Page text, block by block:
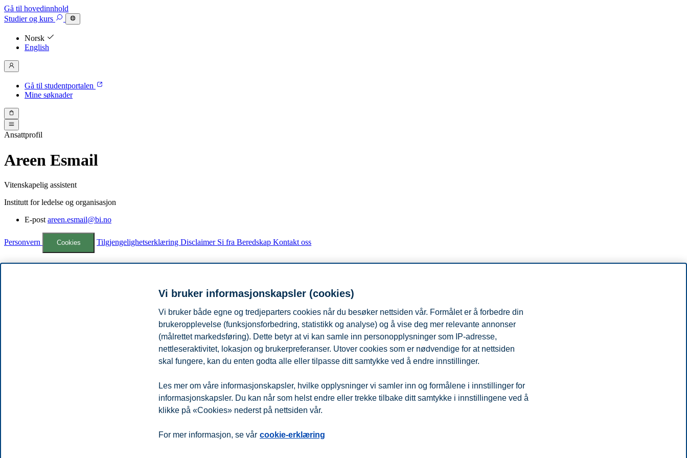
Gå til hovedinnhold
Studierog kurs
Norsk
English
Gå til studentportalen
Mine søknader
Ansattprofil
Areen Esmail
Vitenskapelig assistent
Institutt for ledelse og organisasjon
E-post areen.esmail@bi.no
Personvern Cookies TilgjengelighetserklæringDisclaimer Si fraBeredskapKontakt oss
Campus:
Vi bruker informasjonskapsler (cookies)
Vi bruker både egne og tredjeparters cookies når du besøker nettsiden vår. Formålet er å forbedre din
brukeropplevelse (funksjonsforbedring, statistikk og analyse) og å vise deg mer relevante annonser
(målrettet markedsføring). Dette betyr at vi kan samle inn personopplysninger som IP-adresse,
nettleseraktivitet, lokasjon og brukerpreferanser. Utover cookies som er nødvendige for at nettsiden
skal fungere, kan du enten godta alle eller tilpasse ditt samtykke ved å endre innstillinger.
Les mer om våre informasjonskapsler, hvilke opplysninger vi samler inn og formålene i innstillinger for
informasjonskapsler. Du kan når som helst endre eller trekke tilbake ditt samtykke i innstillingene ved å
klikke på «Cookies» nederst på nettsiden vår.
For mer informasjon, se vår cookie-erklæring